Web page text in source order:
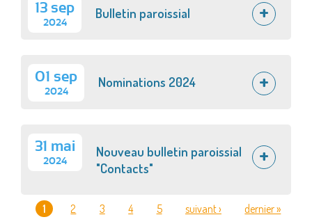
13 sep
2024
Bulletin paroissial
01 sep
2024
Nominations 2024
31 mai
2024
Nouveau bulletin paroissial
"Contacts"
1 2 3 4 5 suivant › dernier »